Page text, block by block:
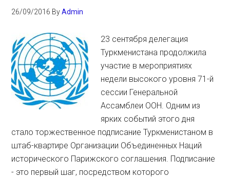
26/09/2016 ByAdmin
23 сентября делегация
Туркменистана продолжила
участие в мероприятиях
недели высокого уровня 71-й
сессии Генеральной
Ассамблеи ООН. Одним из
ярких событий этого дня
стало торжественное подписание Туркменистаном в
штаб-квартире Организации Объединенных Наций
исторического Парижского соглашения. Подписание
- это первый шаг, посредством которого